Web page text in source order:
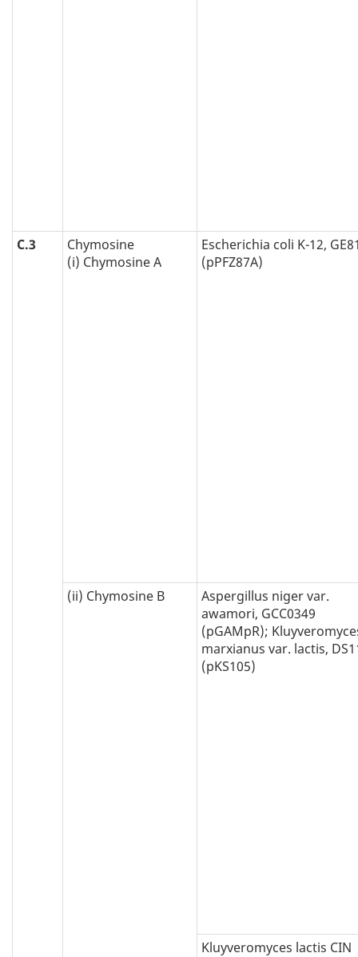
C.3
Chymosine
(i) Chymosine A
Escherichia coli K-12,
(pPFZ87A)
(ii) Chymosine B
Aspergillus niger var.
awamori, GCC0349
(pGAMpR);
marxianus var. lactis,
(pKS105)
Kluyveromyces lactis CIN